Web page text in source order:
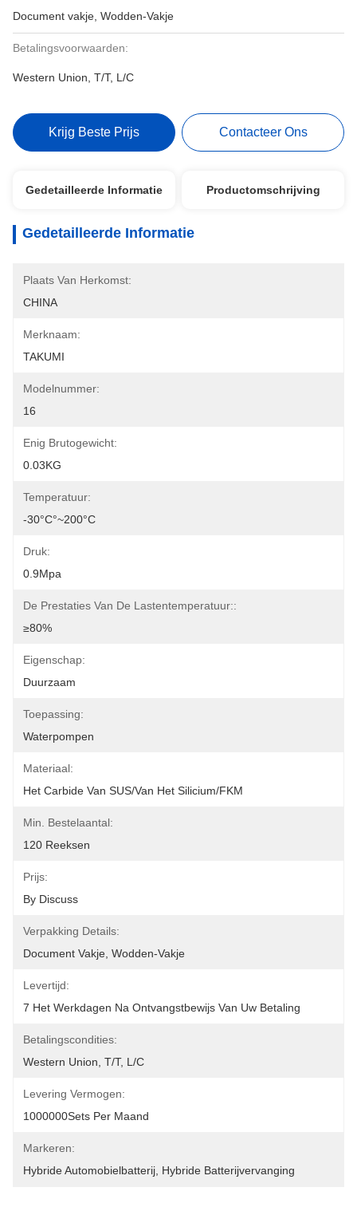
Document vakje, Wodden-Vakje
Betalingsvoorwaarden:
Western Union, T/T, L/C
Krijg Beste Prijs Contacteer Ons
Gedetailleerde Informatie Productomschrijving
Gedetailleerde Informatie
Plaats Van Herkomst:
CHINA
Merknaam:
TAKUMI
Modelnummer:
16
Enig Brutogewicht:
0.03KG
Temperatuur:
-30°C°~200°C
Druk:
0.9Mpa
De Prestaties Van De Lastentemperatuur::
≥80%
Eigenschap:
Duurzaam
Toepassing:
Waterpompen
Materiaal:
Het Carbide Van SUS/van Het Silicium/FKM
Min. Bestelaantal:
120 Reeksen
Prijs:
By Discuss
Verpakking Details:
Document Vakje, Wodden-Vakje
Levertijd:
7 Het Werkdagen Na Ontvangstbewijs Van Uw Betaling
Betalingscondities:
Western Union, T/T, L/C
Levering Vermogen:
1000000Sets Per Maand
Markeren:
Hybride Automobielbatterij Hybride Batterijvervanging